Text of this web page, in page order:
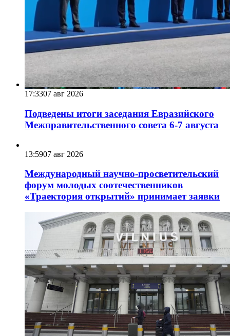
17:3307 авг 2026
Подведены итоги заседания Евразийского
Межправительственного совета 6-7 августа
13:5907 авг 2026
Международный научно-просветительский
форум молодых соотечественников
«Траектория открытий» принимает заявки